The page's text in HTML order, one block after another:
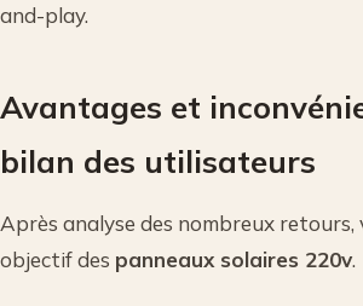
and-play.
Avantages et
bilan des utilisateurs
Après analyse des nombreux retours,
objectif des panneaux solaires 220v.